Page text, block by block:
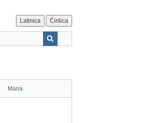
Latinica Ćirilica
Мапа